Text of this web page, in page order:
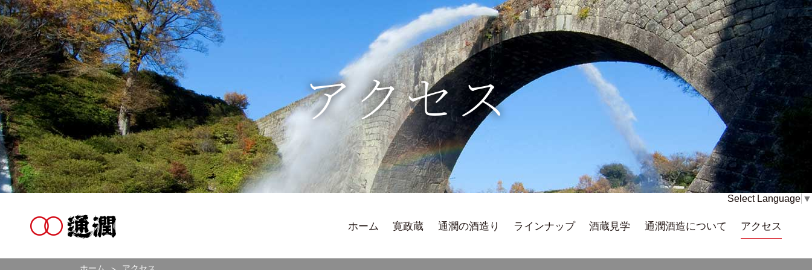
アクセス
Select Language ▼
ホーム 寛政蔵 通潤の酒造り ラインナップ 酒蔵見学 通潤酒造について アクセス